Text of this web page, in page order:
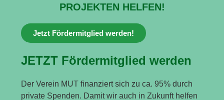
PROJEKTEN HELFEN!
Jetzt Fördermitglied werden!
JETZT Fördermitglied werden
Der Verein MUT finanziert sich zu ca. 95% durch
private Spenden. Damit wir auch in Zukunft helfen